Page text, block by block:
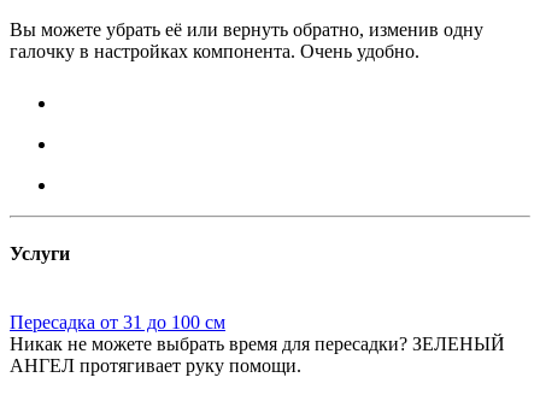
Вы можете убрать её или вернуть обратно, изменив одну
галочку в настройках компонента. Очень удобно.
Услуги
Пересадка от 31 до 100 см
Никак не можете выбрать время для пересадки? ЗЕЛЕНЫЙ
АНГЕЛ протягивает руку помощи.